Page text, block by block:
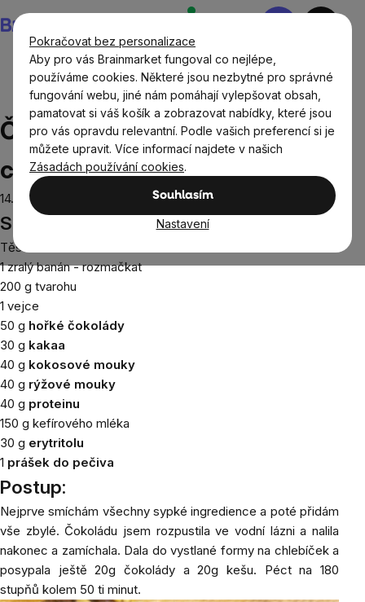
Pokračovat bez personalizace
Aby pro vás Brainmarket fungoval co nejlépe,
používáme cookies. Některé jsou nezbytné pro správné
fungování webu, jiné nám pomáhají vylepšovat obsah,
pamatovat si váš košík a zobrazovat nabídky, které jsou
pro vás opravdu relevantní. Podle vašich preferencí si je
můžete upravit. Více informací najdete v našich
Zásadách používání cookies.
Souhlasím
Nastavení
na
obsah
Nákupní
Recepty Snídaně Čokoládovo banánový chlebíček
Čokoládovo banánový
chlebíček
14.12.2022
Suroviny:
Těsto:
1 zralý banán - rozmačkat
200 g tvarohu
1 vejce
50 g hořké čokolády
30 g kakaa
40 g kokosové mouky
40 g rýžové mouky
40 g proteinu
150 g kefírového mléka
30 g erytritolu
1 prášek do pečiva
Postup:
Nejprve smíchám všechny sypké ingredience a poté přidám
vše zbylé. Čokoládu jsem rozpustila ve vodní lázni a nalila
nakonec a zamíchala. Dala do vystlané formy na chlebíček a
posypala ještě 20g čokolády a 20g kešu. Péct na 180
stupňů kolem 50 ti minut.